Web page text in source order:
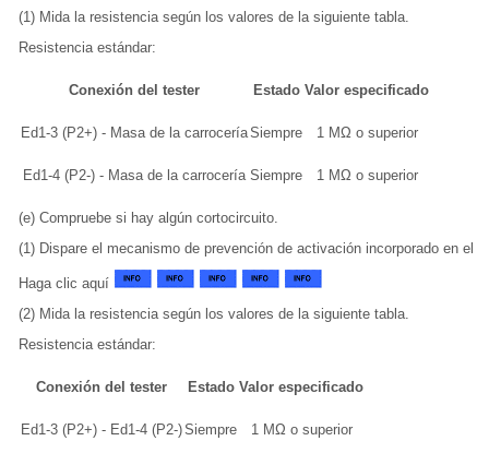
(1) Mida la resistencia según los valores de la siguiente tabla.
Resistencia estándar:
Conexión del tester Estado Valor especificado
Ed1-3 (P2+) - Masa de la carroceríaSiempre 1 MΩ o superior
Ed1-4 (P2-) - Masa de la carrocería Siempre 1 MΩ o superior
(e) Compruebe si hay algún cortocircuito.
(1) Dispare el mecanismo de prevención de activación incorporado en el
Haga clic aquí
(2) Mida la resistencia según los valores de la siguiente tabla.
Resistencia estándar:
Conexión del tester Estado Valor especificado
Ed1-3 (P2+) - Ed1-4 (P2-)Siempre 1 MΩ o superior